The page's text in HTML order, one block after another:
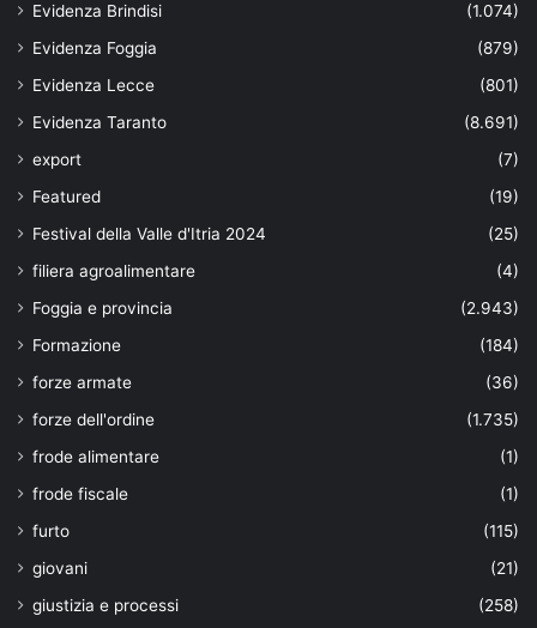
Evidenza Brindisi
(1.074)
Evidenza Foggia
(879)
Evidenza Lecce
(801)
Evidenza Taranto
(8.691)
export
(7)
Featured
(19)
Festival della Valle d'Itria 2024
(25)
filiera agroalimentare
(4)
Foggia e provincia
(2.943)
Formazione
(184)
forze armate
(36)
forze dell'ordine
(1.735)
frode alimentare
(1)
frode fiscale
(1)
furto
(115)
giovani
(21)
giustizia e processi
(258)